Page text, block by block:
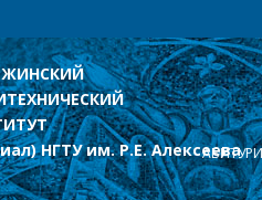
НГТУ им. Р.Е. Алексеева